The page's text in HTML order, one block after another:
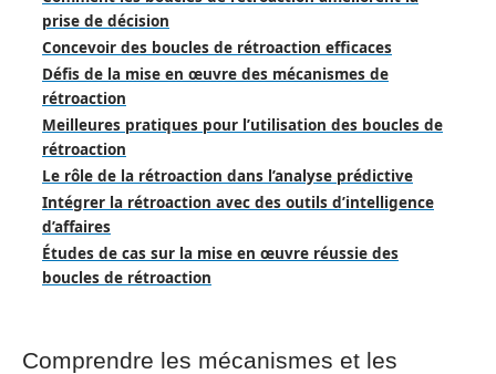
prise de décision
Concevoir des boucles de rétroaction efficaces
Défis de la mise en œuvre des mécanismes de
rétroaction
Meilleures pratiques pour l’utilisation des boucles de
rétroaction
Le rôle de la rétroaction dans l’analyse prédictive
Intégrer la rétroaction avec des outils d’intelligence
d’affaires
Études de cas sur la mise en œuvre réussie des
boucles de rétroaction
Comprendre les mécanismes et les